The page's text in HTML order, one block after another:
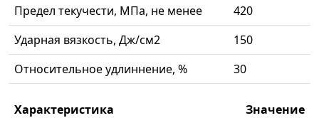
Предел текучести, МПа, не менее
420
Ударная вязкость, Дж/см2
150
Относительное удлиннение, %
30
Характеристика
Значение